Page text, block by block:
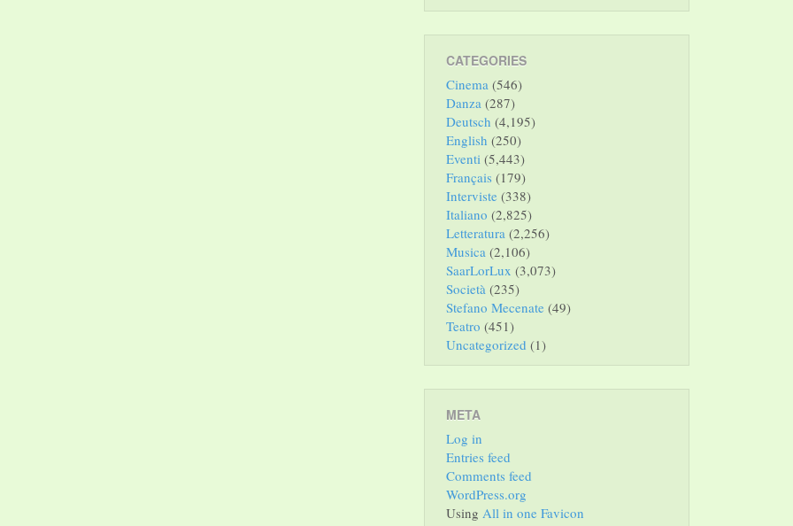
CATEGORIES
Cinema (546)
Danza (287)
Deutsch (4,195)
English (250)
Eventi (5,443)
Français (179)
Interviste (338)
Italiano (2,825)
Letteratura (2,256)
Musica (2,106)
SaarLorLux (3,073)
Società (235)
Stefano Mecenate (49)
Teatro (451)
Uncategorized (1)
META
Log in
Entries feed
Comments feed
WordPress.org
Using All in one Favicon